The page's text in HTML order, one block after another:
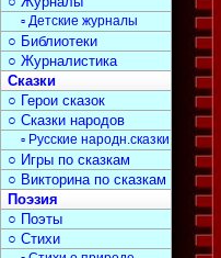
▫ Детские журналы
○ Библиотеки
○ Журналистика
Сказки
○ Герои сказок
○ Сказки народов
▫ Русские народн.сказки
○ Игры по сказкам
○ Викторина по сказкам
Поэзия
○ Поэты
○ Стихи